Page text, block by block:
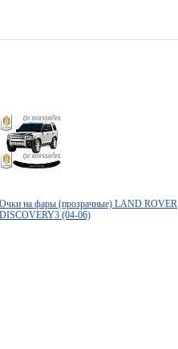
Очки на фары (прозрачные) LAND ROVER
DISCOVERY3 (04-06)